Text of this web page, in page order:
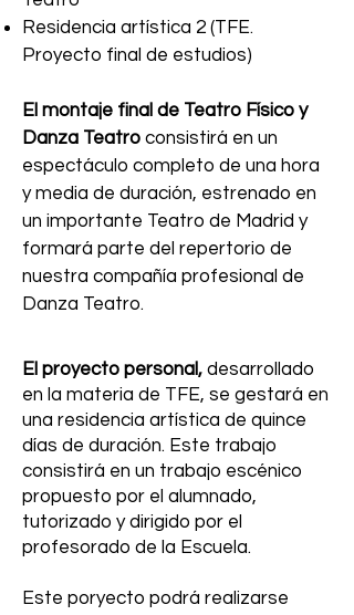
Residencia artística 2 (TFE.
Proyecto final de estudios)
El montaje final de Teatro Físico y
Danza Teatro consistirá en un
espectáculo completo de una hora
y media de duración, estrenado en
un importante Teatro de Madrid y
formará parte del repertorio de
nuestra compañía profesional de
Danza Teatro.
El proyecto personal, desarrollado
en la materia de TFE, se gestará en
una residencia artística de quince
días de duración. Este trabajo
consistirá en un trabajo escénico
propuesto por el alumnado,
tutorizado y dirigido por el
profesorado de la Escuela.
Este poryecto podrá realizarse